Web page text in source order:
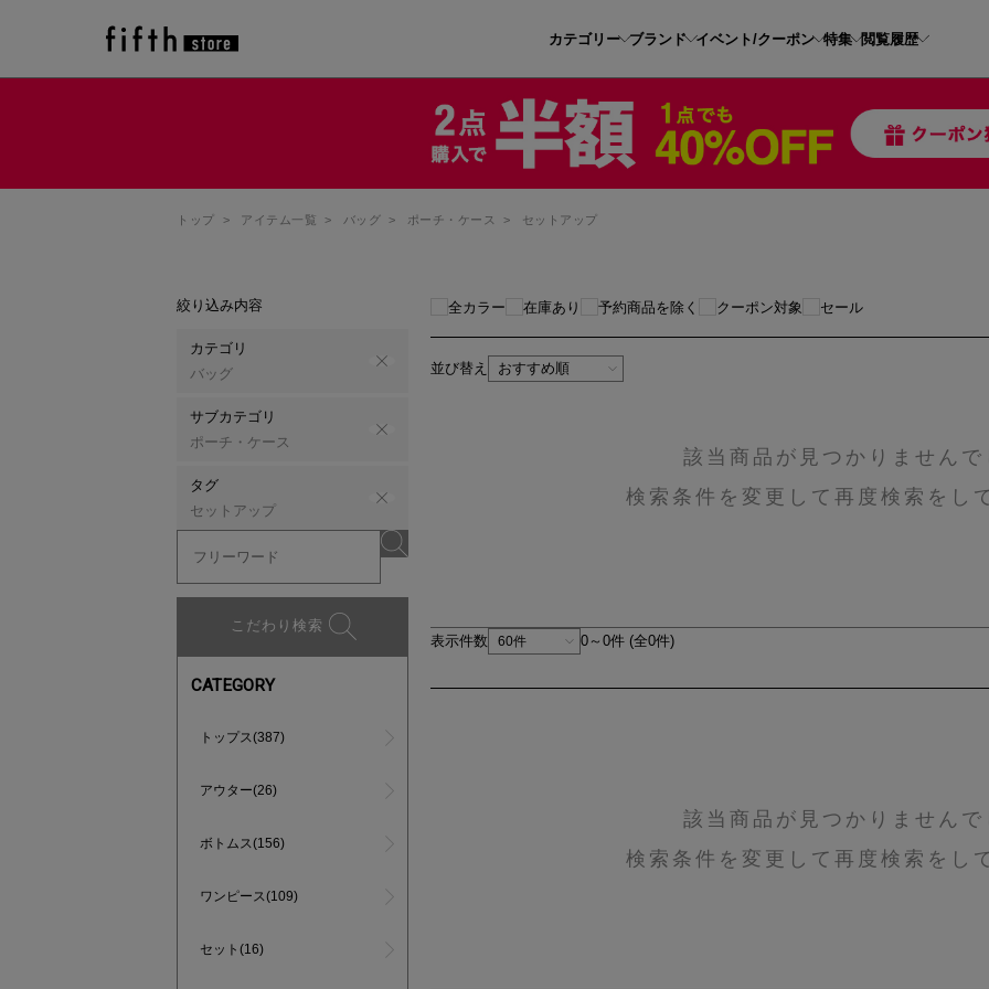
カテゴリー ブランド イベント/クーポン 特集 閲覧履歴
トップ > アイテム一覧 > バッグ > ポーチ・ケース > セットアップ
絞り込み内容
カテゴリ
バッグ
サブカテゴリ
ポーチ・ケース
タグ
セットアップ
こだわり検索
CATEGORY
トップス(387)
アウター(26)
ボトムス(156)
ワンピース(109)
セット(16)
全カラー 在庫あり 予約商品を除く クーポン対象 セール
並び替え
該当商品が見つかりませんで
検索条件を変更して再度検索をし
表示件数 0～0件 (全0件)
該当商品が見つかりませんで
検索条件を変更して再度検索をし